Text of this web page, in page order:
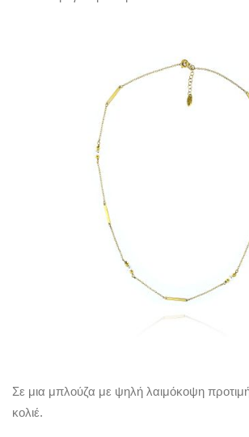
Σε μια μπλούζα με ψηλή λαιμόκοψη
κολιέ.